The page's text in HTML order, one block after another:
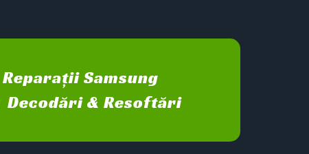
Reparații Samsung
Decodări & Resoftări